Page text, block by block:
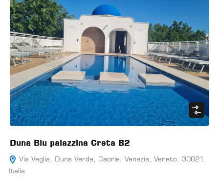
Duna Blu palazzina Creta B2
Via Veglia, Duna Verde, Caorle, Venezia, Veneto, 30021,
Italia